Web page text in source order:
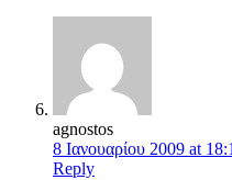
agnostos
8 Ιανουαρίου 2009 at
Reply